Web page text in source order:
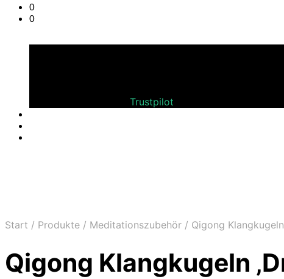
0
0
Trustpilot
Start / Produkte / Meditationszubehör / Qigong Klangkugeln
Qigong Klangkugeln